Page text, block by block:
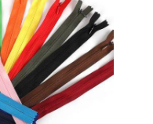
Μάσκες προστασίας
Αξεσουάρ Μαλλιών
Βεντάλιες
Μαντήλια ποσετ